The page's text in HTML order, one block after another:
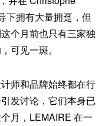
下拥有大量拥趸，但
个月前也只有三家独
可见一斑。
师和品牌始终都在行
发讨论，它们本身已
月，LEMAIRE 在一